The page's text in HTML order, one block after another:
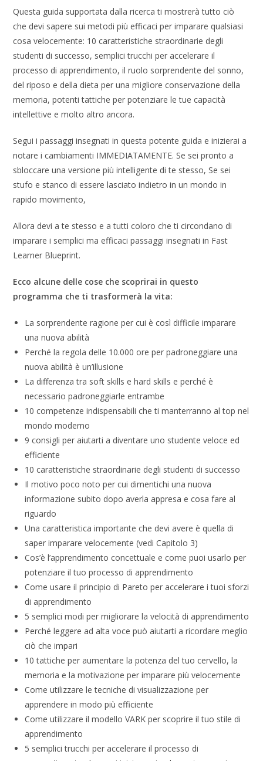
Questa guida supportata dalla ricerca ti mostrerà tutto ciò
che devi sapere sui metodi più efficaci per imparare qualsiasi
cosa velocemente: 10 caratteristiche straordinarie degli
studenti di successo, semplici trucchi per accelerare il
processo di apprendimento, il ruolo sorprendente del sonno,
del riposo e della dieta per una migliore conservazione della
memoria, potenti tattiche per potenziare le tue capacità
intellettive e molto altro ancora.
Segui i passaggi insegnati in questa potente guida e inizierai a
notare i cambiamenti IMMEDIATAMENTE. Se sei pronto a
sbloccare una versione più intelligente di te stesso, Se sei
stufo e stanco di essere lasciato indietro in un mondo in
rapido movimento,
Allora devi a te stesso e a tutti coloro che ti circondano di
imparare i semplici ma efficaci passaggi insegnati in Fast
Learner Blueprint.
Ecco alcune delle cose che scoprirai in questo
programma che ti trasformerà la vita:
La sorprendente ragione per cui è così difficile imparare
una nuova abilità
Perché la regola delle 10.000 ore per padroneggiare una
nuova abilità è un’illusione
La differenza tra soft skills e hard skills e perché è
necessario padroneggiarle entrambe
10 competenze indispensabili che ti manterranno al top nel
mondo moderno
9 consigli per aiutarti a diventare uno studente veloce ed
efficiente
10 caratteristiche straordinarie degli studenti di successo
Il motivo poco noto per cui dimentichi una nuova
informazione subito dopo averla appresa e cosa fare al
riguardo
Una caratteristica importante che devi avere è quella di
saper imparare velocemente (vedi Capitolo 3)
Cos’è l’apprendimento concettuale e come puoi usarlo per
potenziare il tuo processo di apprendimento
Come usare il principio di Pareto per accelerare i tuoi sforzi
di apprendimento
5 semplici modi per migliorare la velocità di apprendimento
Perché leggere ad alta voce può aiutarti a ricordare meglio
ciò che impari
10 tattiche per aumentare la potenza del tuo cervello, la
memoria e la motivazione per imparare più velocemente
Come utilizzare le tecniche di visualizzazione per
apprendere in modo più efficiente
Come utilizzare il modello VARK per scoprire il tuo stile di
apprendimento
5 semplici trucchi per accelerare il processo di